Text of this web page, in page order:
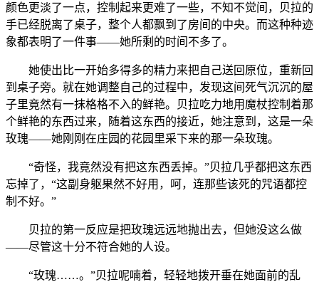
颜色更淡了一点，控制起来更难了一些，不知不觉间，贝拉的
手已经脱离了桌子，整个人都飘到了房间的中央。而这种种迹
象都表明了一件事——她所剩的时间不多了。
她使出比一开始多得多的精力来把自己送回原位，重新回
到桌子旁。就在她调整自己的过程中，发现这间死气沉沉的屋
子里竟然有一抹格格不入的鲜艳。贝拉吃力地用魔杖控制着那
个鲜艳的东西过来，随着这东西的接近，她注意到，这是一朵
玫瑰——她刚刚在庄园的花园里采下来的那一朵玫瑰。
“奇怪，我竟然没有把这东西丢掉。”贝拉几乎都把这东西
忘掉了，“这副身躯果然不好用，呵，连那些该死的咒语都控
制不好。”
贝拉的第一反应是把玫瑰远远地抛出去，但她没这么做
——尽管这十分不符合她的人设。
“玫瑰……。”贝拉呢喃着，轻轻地拨开垂在她面前的乱